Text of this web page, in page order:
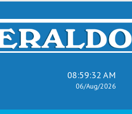
08:59:33 AM
06/Aug/2026